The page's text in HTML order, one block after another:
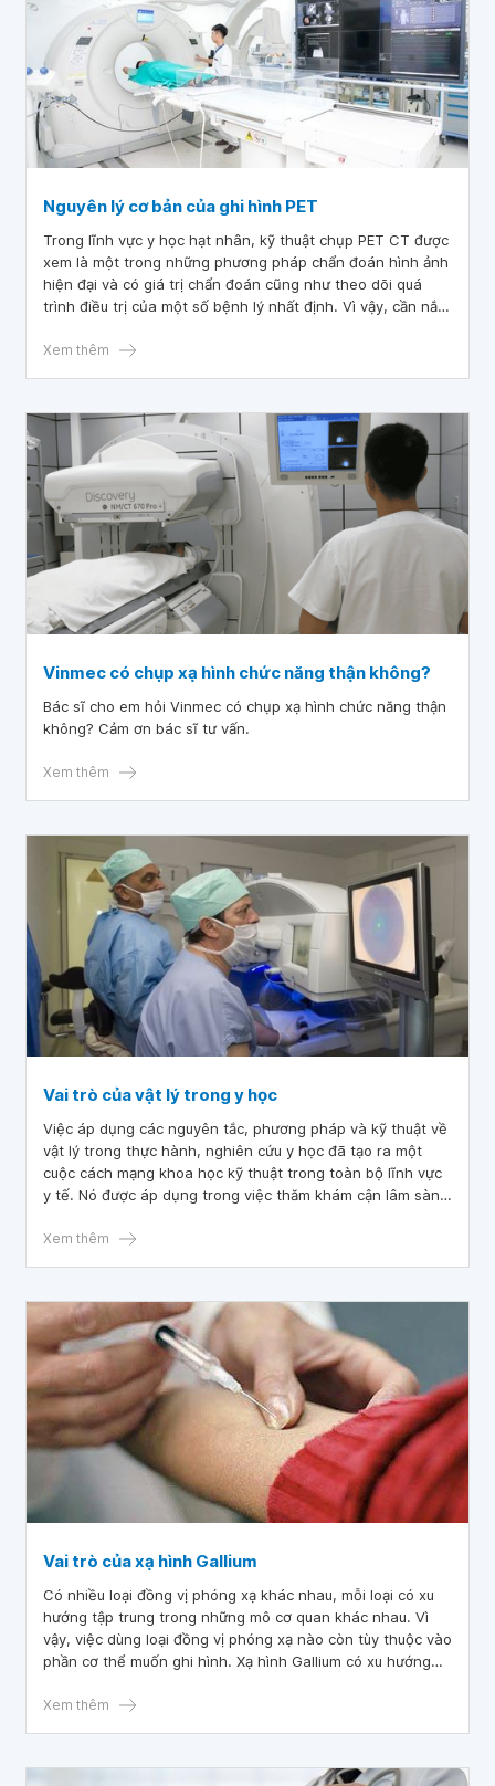
Nguyên lý cơ bản của ghi hình PET
Trong lĩnh vực y học hạt nhân, kỹ thuật chụp PET CT được
xem là một trong những phương pháp chẩn đoán hình ảnh
hiện đại và có giá trị chẩn đoán cũng như theo dõi quá
trình điều trị của một số bệnh lý nhất định. Vì vậy, cần nắm
phương pháp này một cách chính xác và hiệu quả nhất.
Xem thêm
Vinmec có chụp xạ hình chức năng thận không?
Bác sĩ cho em hỏi Vinmec có chụp xạ hình chức năng thận
không? Cảm ơn bác sĩ tư vấn.
Xem thêm
Vai trò của vật lý trong y học
Việc áp dụng các nguyên tắc, phương pháp và kỹ thuật về
vật lý trong thực hành, nghiên cứu y học đã tạo ra một
cuộc cách mạng khoa học kỹ thuật trong toàn bộ lĩnh vực
y tế. Nó được áp dụng trong việc thăm khám cận lâm sàng
Xem thêm
Vai trò của xạ hình Gallium
Có nhiều loại đồng vị phóng xạ khác nhau, mỗi loại có xu
hướng tập trung trong những mô cơ quan khác nhau. Vì
vậy, việc dùng loại đồng vị phóng xạ nào còn tùy thuộc vào
phần cơ thể muốn ghi hình. Xạ hình Gallium có xu hướng
nhanh. Những vùng có lượng gallium tập trung cao có thể
Xem thêm